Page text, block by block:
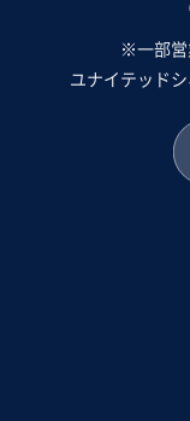
※一部営
ユナイテッド